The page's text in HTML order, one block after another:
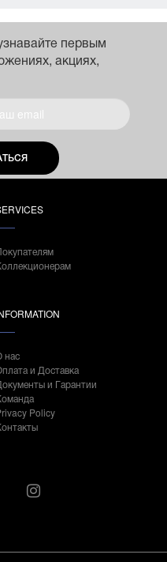
первым
акциях,
нас
и Доставка
и Гарантии
Policy